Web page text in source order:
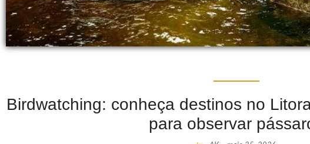
Birdwatching: conheça destinos no
para observar